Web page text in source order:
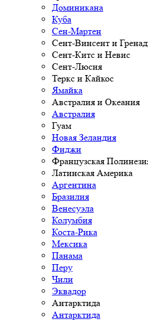
Доминикана
Куба
Сен-Мартен
Сент-Винсент и
Сент-Китс и Невис
Сент-Люсия
Теркс и Кайкос
Ямайка
Австралия и Океания
Австралия
Гуам
Новая Зеландия
Фиджи
Французская
Латинская Америка
Аргентина
Бразилия
Венесуэла
Колумбия
Коста-Рика
Мексика
Панама
Перу
Чили
Эквадор
Антарктида
Антарктида